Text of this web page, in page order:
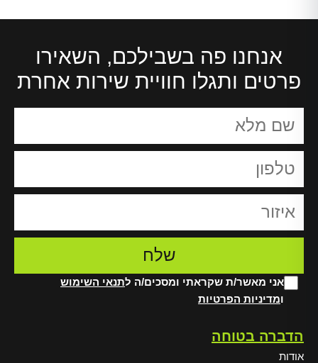
אנחנו פה בשבילכם, השאירו
פרטים ותגלו חוויית שירות אחרת
אני מאשר/ת שקראתי ומסכים/ה לתנאי השימוש
ומדיניות הפרטיות
הדברה בטוחה
אודות